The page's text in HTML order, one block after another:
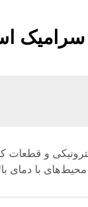
سرامیک
و قطعات
با دمای